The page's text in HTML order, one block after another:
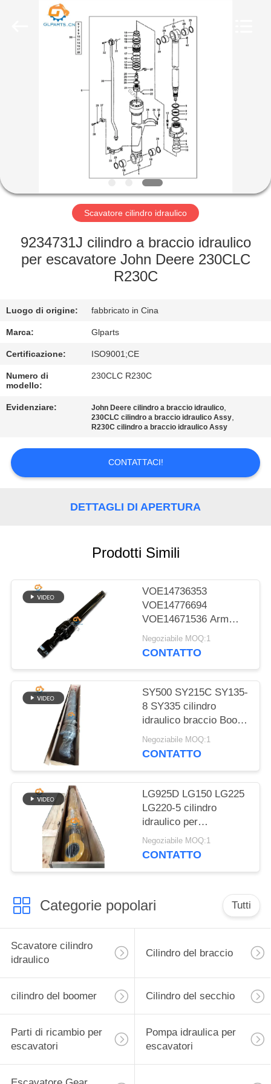
CHI
SIAMO
VISITA
ALLA
CONTROLLO
DELLA
QUALITÀ
CONTATTACI
CASI
POLITICA
SULLA
PRIVACY
Scavatore cilindro idraulico
9234731J cilindro a braccio idraulico
per escavatore John Deere 230CLC
R230C
Luogo di origine: fabbricato in Cina
Marca: Glparts
Certificazione: ISO9001;CE
Numero di
modello:
230CLC R230C
Evidenziare: John Deere cilindro a braccio idraulico,
230CLC cilindro a braccio idraulico Assy,
R230C cilindro a braccio idraulico Assy
CONTATTACI!
DETTAGLI DI APERTURA
Prodotti Simili
VOE14736353
VOE14776694
VOE14671536 Arm
Boom Bucket cilindro
idraulico per EC480D
Negoziabile MOQ:1
CONTATTO
SY500 SY215C SY135-
8 SY335 cilindro
idraulico braccio Boom
secchio cilindro sul
escavatore
Negoziabile MOQ:1
CONTATTO
LG925D LG150 LG225
LG220-5 cilindro
idraulico per
escavatore Liugong
Negoziabile MOQ:1
CONTATTO
Categorie popolari Tutti
Scavatore cilindro
idraulico
Cilindro del braccio
cilindro del boomer Cilindro del secchio
Parti di ricambio per
escavatori
Pompa idraulica per
escavatori